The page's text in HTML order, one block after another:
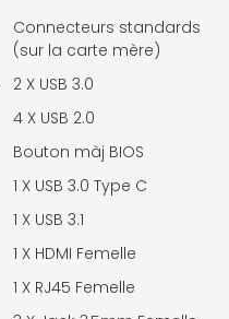
Connecteurs standards
(sur la carte mère)
2 X USB 3.0
4 X USB 2.0
Bouton màj BIOS
1 X USB 3.0 Type C
1 X USB 3.1
1 X HDMI Femelle
1 X RJ45 Femelle